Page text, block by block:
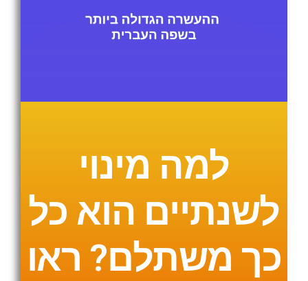
למה מינוי
לשנתיים הוא כל
כך משתלם? ראו